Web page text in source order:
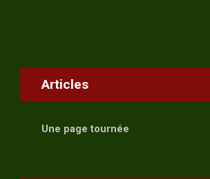
Articles
Une page tournée